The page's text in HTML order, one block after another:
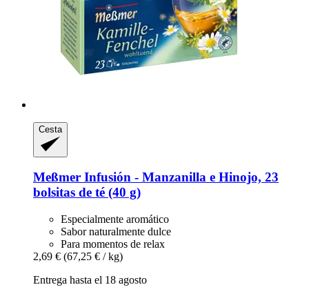
Cesta
Meßmer Infusión -​ Manzanilla e Hinojo, 23
bolsitas de té (40 g)
Especialmente aromático
Sabor naturalmente dulce
Para momentos de relax
2,69 € (67,25 € / kg)
Entrega hasta el 18 agosto